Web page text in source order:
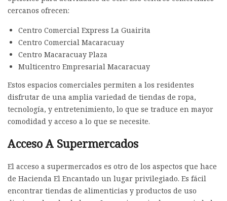
cercanos ofrecen:
Centro Comercial Express La Guairita
Centro Comercial Macaracuay
Centro Macaracuay Plaza
Multicentro Empresarial Macaracuay
Estos espacios comerciales permiten a los residentes
disfrutar de una amplia variedad de tiendas de ropa,
tecnología, y entretenimiento, lo que se traduce en mayor
comodidad y acceso a lo que se necesite.
Acceso A Supermercados
El acceso a supermercados es otro de los aspectos que hace
de Hacienda El Encantado un lugar privilegiado. Es fácil
encontrar tiendas de alimenticias y productos de uso